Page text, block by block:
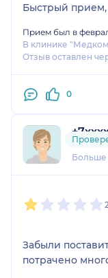
Быстрый
Прием был в
В клинике
Отзыв оставлен
0
9
Больше
Забыли
потрачено